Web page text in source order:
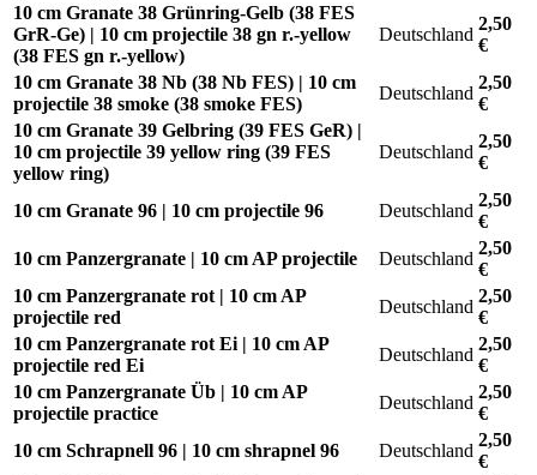
10 cm Granate 38 Grünring-Gelb (38 FES
GrR-Ge) | 10 cm projectile 38 gn r.-yellow
(38 FES gn r.-yellow)
Deutschland
2,50
€
10 cm Granate 38 Nb (38 Nb FES) | 10 cm
projectile 38 smoke (38 smoke FES)
Deutschland
2,50
€
10 cm Granate 39 Gelbring (39 FES GeR) |
10 cm projectile 39 yellow ring (39 FES
yellow ring)
Deutschland
2,50
€
10 cm Granate 96 | 10 cm projectile 96 Deutschland
2,50
€
10 cm Panzergranate | 10 cm AP projectile
Deutschland
2,50
€
10 cm Panzergranate rot | 10 cm AP
projectile red
Deutschland
2,50
€
10 cm Panzergranate rot Ei | 10 cm AP
projectile red Ei
Deutschland
2,50
€
10 cm Panzergranate Üb | 10 cm AP
projectile practice
Deutschland
2,50
€
10 cm Schrapnell 96 | 10 cm shrapnel 96
Deutschland
2,50
€